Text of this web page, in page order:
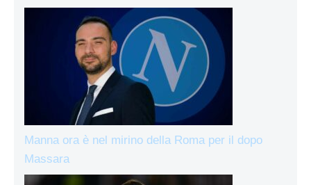
Manna ora è nel mirino della Roma per il dopo
Massara